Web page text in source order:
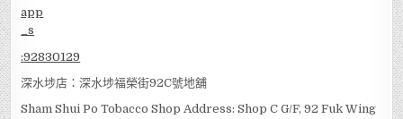
:92830129
深水埗店：深水埗福榮街92C號地舖
Sham Shui Po Tobacco Shop Address: Shop C G/F, 92 Fuk Wing